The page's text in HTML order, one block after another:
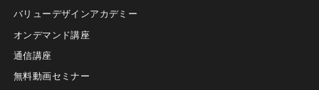
バリューデザインアカデミー
オンデマンド講座
通信講座
無料動画セミナー